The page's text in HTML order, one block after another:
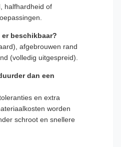
halfhardheid of
beschikbaar?
afgebrouwen rand
(volledig uitgespreid).
dan een
en extra
worden
schroot en snellere